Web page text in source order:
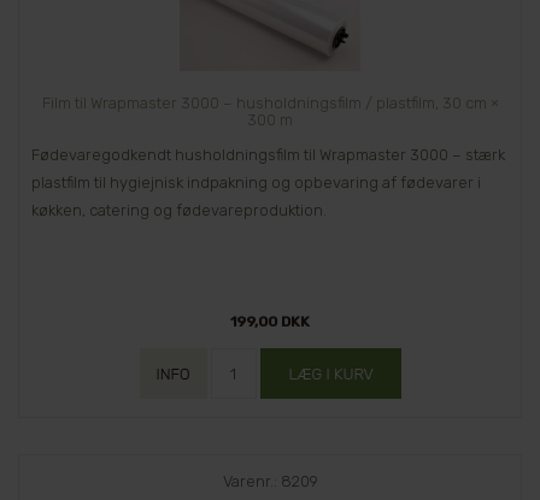
Film til Wrapmaster 3000 – husholdningsfilm / plastfilm, 30 cm ×
300 m
Fødevaregodkendt husholdningsfilm til Wrapmaster 3000 – stærk
plastfilm til hygiejnisk indpakning og opbevaring af fødevarer i
køkken, catering og fødevareproduktion.
199,00 DKK
Varenr.: 8209